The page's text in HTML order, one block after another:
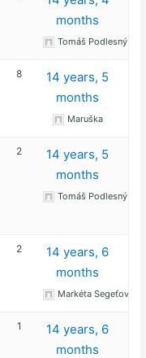
months
Tomáš Podlesný
8
14 years, 5
months
Maruška
2
14 years, 5
months
Tomáš Podlesný
2
14 years, 6
months
Markéta Segeťová
1
14 years, 6
months